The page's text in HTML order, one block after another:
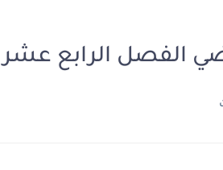
عشر 14 بقلم يارا عبد العزيز